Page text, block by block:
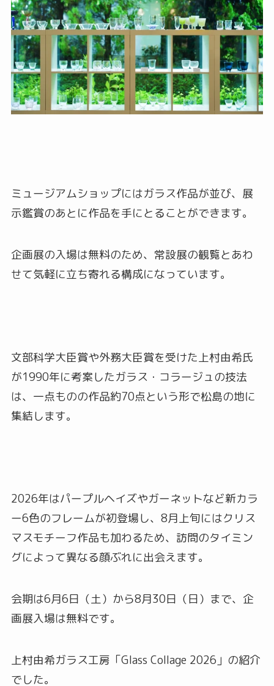
ミュージアムショップにはガラス作品が並び、展
示鑑賞のあとに作品を手にとることができます。
企画展の入場は無料のため、常設展の観覧とあわ
せて気軽に立ち寄れる構成になっています。
文部科学大臣賞や外務大臣賞を受けた上村由希氏
が1990年に考案したガラス・コラージュの技法
は、一点ものの作品約70点という形で松島の地に
集結します。
2026年はパープルヘイズやガーネットなど新カラ
ー6色のフレームが初登場し、8月上旬にはクリス
マスモチーフ作品も加わるため、訪問のタイミン
グによって異なる顔ぶれに出会えます。
会期は6月6日（土）から8月30日（日）まで、企
画展入場は無料です。
上村由希ガラス工房「Glass Collage 2026」の紹介
でした。